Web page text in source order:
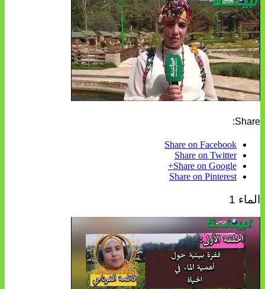
Share:
Share on Facebook
Share on Twitter
Share on Google+
Share on Pinterest
الماء 1